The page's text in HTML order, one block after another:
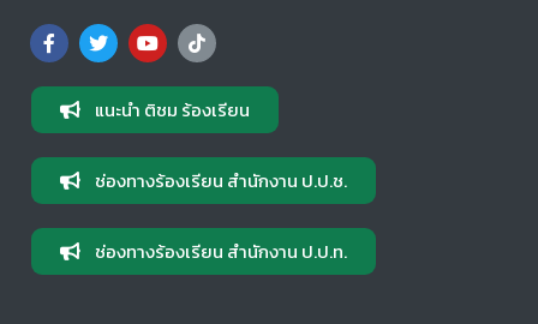
แนะนำ ติชม ร้องเรียน
ช่องทางร้องเรียน สำนักงาน ป.ป.ช.
ช่องทางร้องเรียน สำนักงาน ป.ป.ท.